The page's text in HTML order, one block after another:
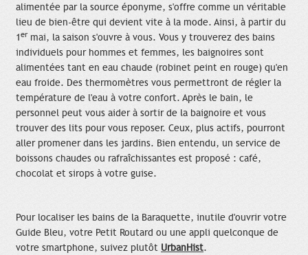
alimentée par la source éponyme, s'offre comme un véritable
lieu de bien-être qui devient vite à la mode. Ainsi, à partir du
1er mai, la saison s'ouvre à vous. Vous y trouverez des bains
individuels pour hommes et femmes, les baignoires sont
alimentées tant en eau chaude (robinet peint en rouge) qu'en
eau froide. Des thermomètres vous permettront de régler la
température de l'eau à votre confort. Après le bain, le
personnel peut vous aider à sortir de la baignoire et vous
trouver des lits pour vous reposer. Ceux, plus actifs, pourront
aller promener dans les jardins. Bien entendu, un service de
boissons chaudes ou rafraîchissantes est proposé : café,
chocolat et sirops à votre guise.
Pour localiser les bains de la Baraquette, inutile d'ouvrir votre
Guide Bleu, votre Petit Routard ou une appli quelconque de
votre smartphone, suivez plutôt UrbanHist.